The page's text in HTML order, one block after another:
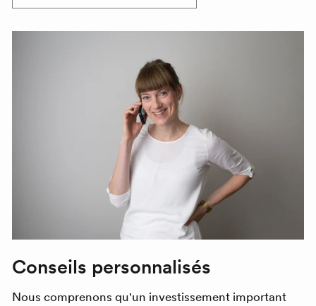
Conseils personnalisés
Nous comprenons qu'un investissement important